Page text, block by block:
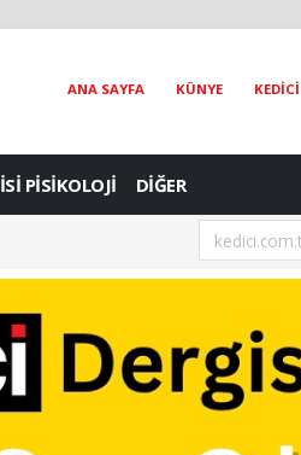
ANA SAYFA KÜNYE
PİSİKOLOJİ DİĞER
[04.08.2026] The